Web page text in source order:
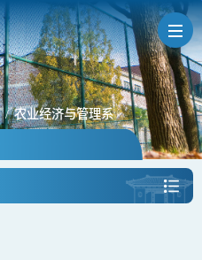
/ 农业经济与管理系